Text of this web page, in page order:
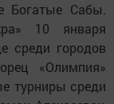
Богатые Сабы.
10 января
среди городов
«Олимпия»
турниры среди